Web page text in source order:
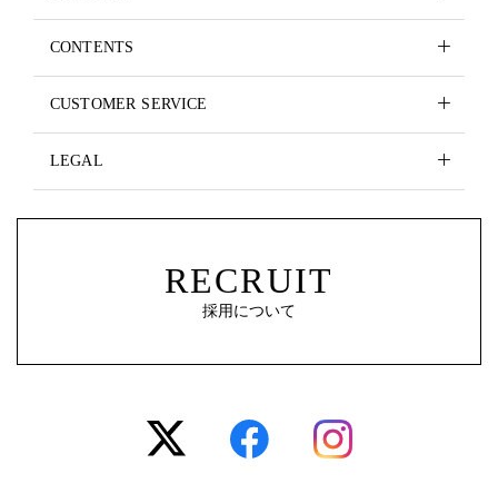
CONTENTS
CUSTOMER SERVICE
LEGAL
RECRUIT
採用について